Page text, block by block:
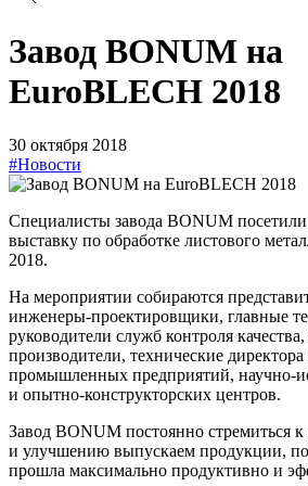
Завод BONUM на
EuroBLECH 2018
30 октября 2018
#Новости
Специалисты завода BONUM
выставку по обработке листового
2018.
На мероприятии собираются
инженеры-проектировщики, главные
руководители служб контроля качества,
производители, технические
промышленных предприятий, научно-
и опытно-конструкторских центров.
Завод BONUM постоянно стремиться
и улучшению выпускаем продукции,
прошла максимально продуктивно и